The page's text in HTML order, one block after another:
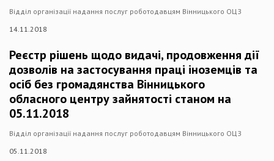
Відділ організації надання послуг роботодавцям Вінницького ОЦЗ
14.11.2018
Реєстр рішень щодо видачі, продовження дії
дозволів на застосування праці іноземців та
осіб без громадянства Вінницького
обласного центру зайнятості станом на
05.11.2018
Відділ організації надання послуг роботодавцям Вінницького ОЦЗ
05.11.2018